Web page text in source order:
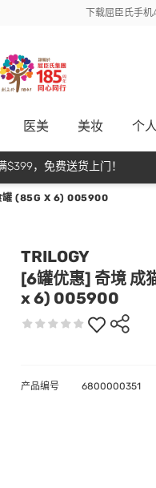
下载屈臣氏手机
医美 美妆 个
，免费送货上门！
罐 (85G X 6) 005900
TRILOGY
[6罐优惠] 奇境 成
x 6) 005900
产品编号 6800000351